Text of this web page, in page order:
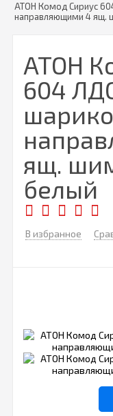
АТОН Комод Сириус
направляющими 4 ящ.
АТОН
604
ящ.
белый
В избранное